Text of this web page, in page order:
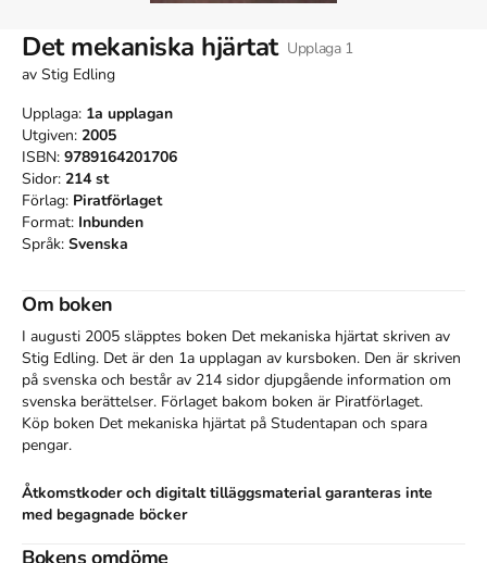
Det mekaniska hjärtat Upplaga 1
av Stig Edling
Upplaga: 1a upplagan
Utgiven: 2005
ISBN: 9789164201706
Sidor: 214 st
Förlag: Piratförlaget
Format: Inbunden
Språk: Svenska
Om boken
I augusti 2005 släpptes boken Det mekaniska hjärtat skriven av
Stig Edling. Det är den 1a upplagan av kursboken. Den är skriven
på svenska och består av 214 sidor djupgående information om
svenska berättelser. Förlaget bakom boken är Piratförlaget.
Köp boken Det mekaniska hjärtat på Studentapan och spara
pengar.
Åtkomstkoder och digitalt tilläggsmaterial garanteras inte
med begagnade böcker
Bokens omdöme